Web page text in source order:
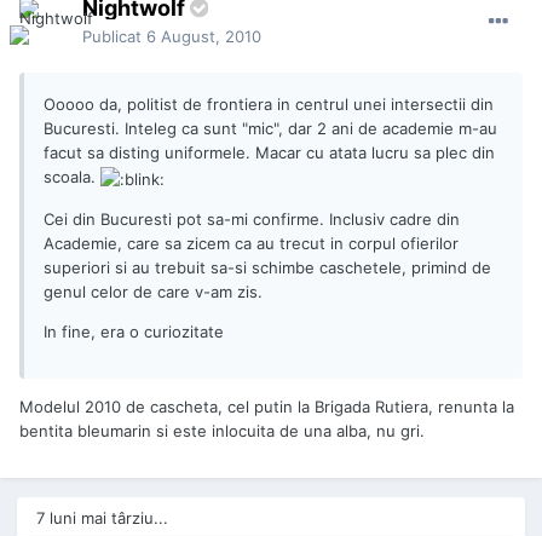
Nightwolf
Publicat 6 August, 2010
Ooooo da, politist de frontiera in centrul unei intersectii din
Bucuresti. Inteleg ca sunt "mic", dar 2 ani de academie m-au
facut sa disting uniformele. Macar cu atata lucru sa plec din
scoala.
Cei din Bucuresti pot sa-mi confirme. Inclusiv cadre din
Academie, care sa zicem ca au trecut in corpul ofierilor
superiori si au trebuit sa-si schimbe caschetele, primind de
genul celor de care v-am zis.
In fine, era o curiozitate
Modelul 2010 de cascheta, cel putin la Brigada Rutiera, renunta la
bentita bleumarin si este inlocuita de una alba, nu gri.
7 luni mai târziu...